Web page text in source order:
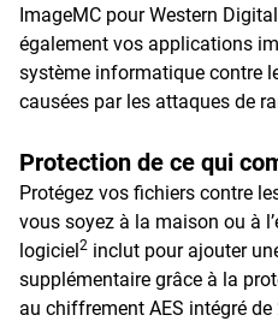
ImageMC pour Western
également vos applications
système informatique contre
causées par les attaques de
Protection de ce qui
Protégez vos fichiers contre
vous soyez à la maison ou à
logiciel2 inclut pour ajouter
supplémentaire grâce à la
au chiffrement AES intégré de